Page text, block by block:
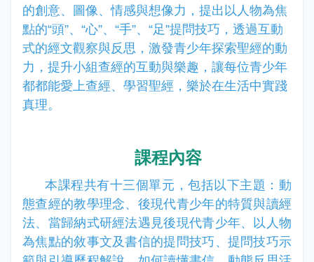
的創意、圖像、情感與想像力，提出以人物為焦
點的“頭”、“心”、“手”、“足”提問技巧，透過互動
式的經文觀察與反思，激發青少年探索聖經的動
力，提升小組查經的互動與樂趣，讓每位青少年
都都能愛上查經、學習聖經，樂於在生活中實踐
真理。
課程內容
本課程共有十三個單元，包括以下主題：動
態查經的教學理念、後現代青少年的特質與讀經
法、當歸納式研經法遇見後現代青少年、以人物
為焦點的敘事文及書信的提問技巧、提問技巧示